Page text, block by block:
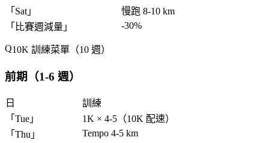
「 Sat 」
慢跑 8-10 km
「 比賽週減量 」 -30%
10K 訓練菜單（10 週）
前期（1-6 週）
日
訓練
「 Tue 」
1K × 4-5（10K 配速）
「 Thu 」
Tempo 4-5 km